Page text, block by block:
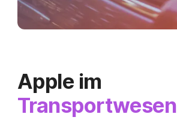
Apple im
Transportwesen